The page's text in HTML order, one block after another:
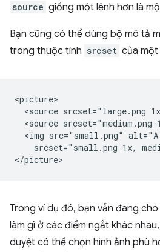
source giống một lệnh hơn là
Bạn cũng có thể dùng bộ mô tả
trong thuộc tính srcset của
<picture>
<source srcset="large.png
<source srcset="medium.png
<img src="small.png"
srcset="small.png 1x,
Trong ví dụ đó, bạn vẫn đang
làm gì ở các điểm ngắt khác
duyệt có thể chọn hình ảnh phù